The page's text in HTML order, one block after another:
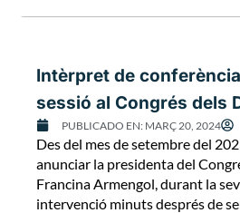
Intèrpret de
sessió al Congrés dels
PUBLICADO EN: MARÇ 20, 2024
Des del mes de setembre del
anunciar la presidenta del
Francina Armengol, durant la
intervenció minuts després de